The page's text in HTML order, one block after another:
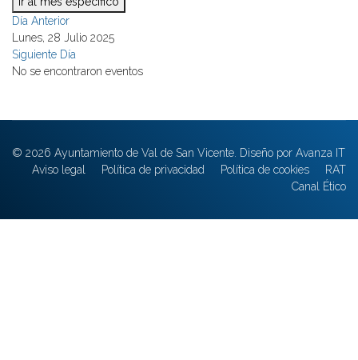
Día Anterior
Lunes, 28 Julio 2025
Siguiente Día
No se encontraron eventos
© 2026 Ayuntamiento de Val de San Vicente. Diseño por Avanza IT
Aviso legal
Política de privacidad Política de cookies
RAT
Canal Ético